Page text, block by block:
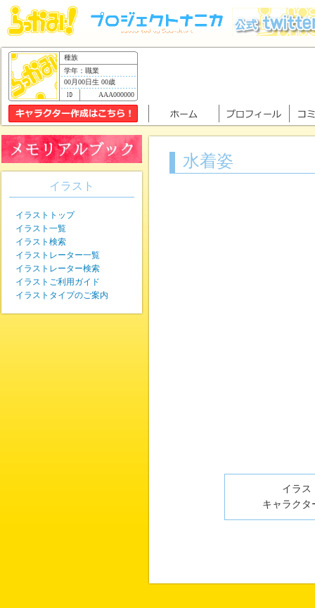
種族
学年：職業
00月00日生 00歳
AAA000000
水着姿
イラス
キャラクタ
イラスト
イラストトップ
イラスト一覧
イラスト検索
イラストレーター一覧
イラストレーター検索
イラストご利用ガイド
イラストタイプのご案内